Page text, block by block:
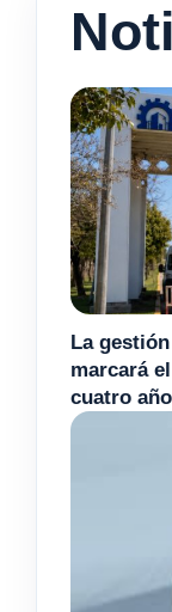
La
marcará
cuatro